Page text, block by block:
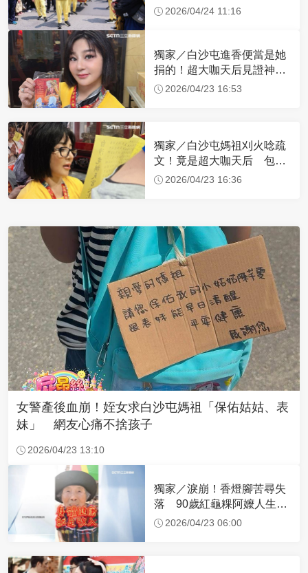
倍」 醫曝原因
2026/04/24 11:16
獨家／白沙屯進香便當是她
捐的！超大咖天后見證神
蹟 一靠近媽祖就爆哭
2026/04/23 16:53
獨家／白沙屯媽祖刈火唸疏
文！竟是超大咖天后 包尿
布忍尿5小時不喊累
2026/04/23 16:36
女警產後血崩！姪女求白沙屯媽祖「保佑姑姑、表
妹」 網友心痛不捨孩子
2026/04/23 13:10
獨家／淚崩！香燈腳苦尋失
落 90歲紅龜粿阿嬤人生謝
幕2026/04/23 06:00